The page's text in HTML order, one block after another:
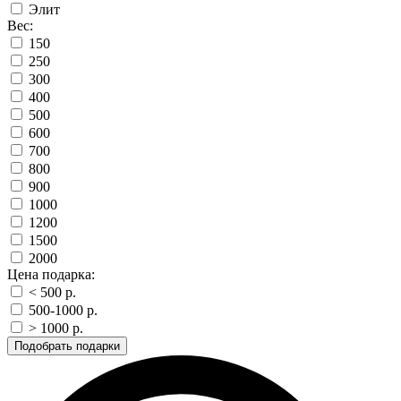
Элит
Вес:
150
250
300
400
500
600
700
800
900
1000
1200
1500
2000
Цена подарка:
< 500 p.
500-1000 p.
> 1000 p.